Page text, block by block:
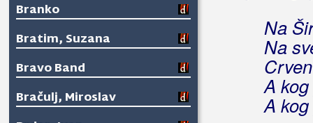
Branko
Bratim, Suzana
Bravo Band
Bračulj, Miroslav
Na
Na
A
A